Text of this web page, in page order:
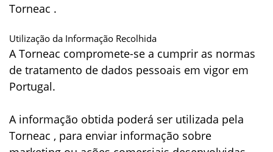
Torneac .
Utilização da Informação Recolhida
A Torneac compromete-se a cumprir as normas
de tratamento de dados pessoais em vigor em
Portugal.
A informação obtida poderá ser utilizada pela
Torneac , para enviar informação sobre